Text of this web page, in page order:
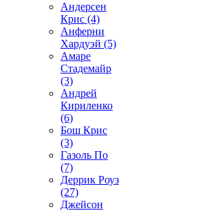
Андерсен
Крис (4)
Анферни
Xардуэй (5)
Амаре
Стадемайр
(3)
Андрей
Кириленко
(6)
Бош Крис
(3)
Газоль По
(7)
Деррик Роуз
(27)
Джейсон